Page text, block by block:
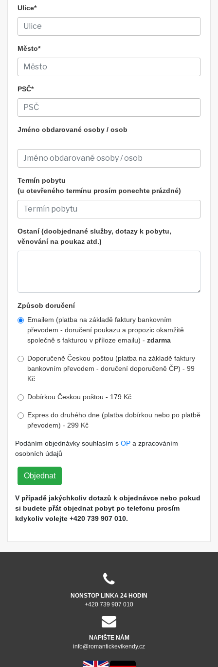
Ulice*
Město*
PSČ*
Jméno obdarované osoby / osob
Termín pobytu
(u otevřeného termínu prosím ponechte prázdné)
Ostaní (doobjednané služby, dotazy k pobytu,
věnování na poukaz atd.)
Způsob doručení
Emailem (platba na základě faktury bankovním
převodem - doručení poukazu a propozic okamžitě
společně s fakturou v příloze emailu) - zdarma
Doporučeně Českou poštou (platba na základě faktury
bankovním převodem - doručení doporučeně ČP) - 99
Kč
Dobírkou Českou poštou - 179 Kč
Expres do druhého dne (platba dobírkou nebo po platbě
převodem) - 299 Kč
Podáním objednávky souhlasím s OP a zpracováním
osobních údajů
Objednat
V případě jakýchkoliv dotazů k objednávce nebo pokud
si budete přát objednat pobyt po telefonu prosím
kdykoliv volejte +420 739 907 010.
NONSTOP LINKA 24 HODIN
+420 739 907 010
NAPIŠTE NÁM
info@romantickevikendy.cz